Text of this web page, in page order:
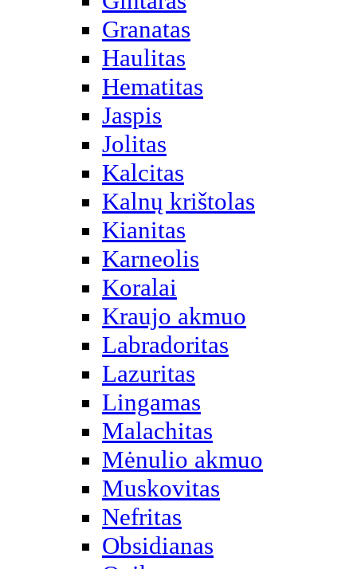
Granatas
Haulitas
Hematitas
Jaspis
Jolitas
Kalcitas
Kalnų krištolas
Kianitas
Karneolis
Koralai
Kraujo akmuo
Labradoritas
Lazuritas
Lingamas
Malachitas
Mėnulio akmuo
Muskovitas
Nefritas
Obsidianas